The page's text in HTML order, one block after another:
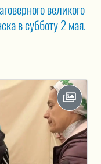
великого
в субботу 2 мая.